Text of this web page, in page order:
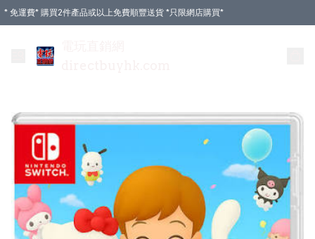
* 免運費* 購買2件產品或以上免費順豐送貨 *只限網店購買*